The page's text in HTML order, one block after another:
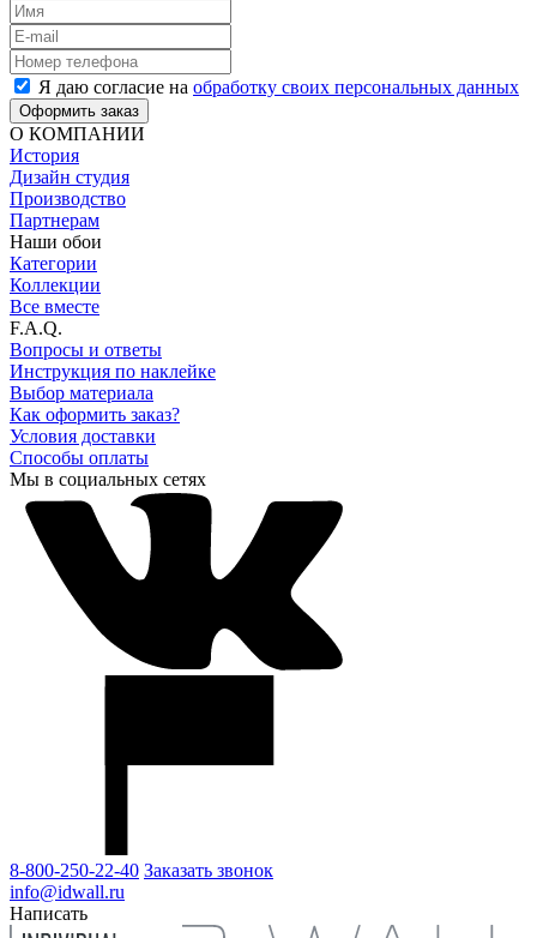
Я даю согласие на обработку своих персональных данных
Оформить заказ
О КОМПАНИИ
История
Дизайн студия
Производство
Партнерам
Наши обои
Категории
Коллекции
Все вместе
F.A.Q.
Вопросы и ответы
Инструкция по наклейке
Выбор материала
Как оформить заказ?
Условия доставки
Способы оплаты
Мы в социальных сетях
8-800-250-22-40 Заказать звонок
info@idwall.ru
Написать